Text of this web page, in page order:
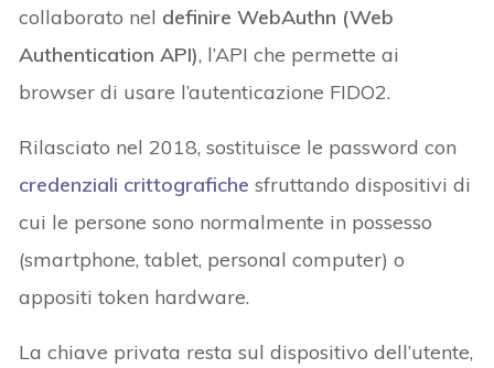
collaborato nel definire WebAuthn (Web
Authentication API), l’API che permette ai
browser di usare l’autenticazione FIDO2.
Rilasciato nel 2018, sostituisce le password con
credenziali crittografiche sfruttando dispositivi di
cui le persone sono normalmente in possesso
(smartphone, tablet, personal computer) o
appositi token hardware.
La chiave privata resta sul dispositivo dell’utente,